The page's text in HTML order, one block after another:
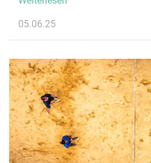
05.06.25